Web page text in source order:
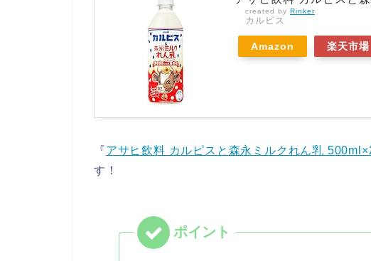
created by Rinker
カルピス
Amazon 楽天市場
『アサヒ飲料 カルピスと森永ミルクれん乳
す！